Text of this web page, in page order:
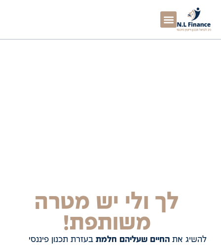
לך ולי יש מטרה
משותפת!
להשיג אתהחיים שעליהם חלמת בעזרת תכנון פיננסי